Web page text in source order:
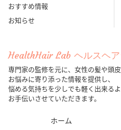
おすすめ情報
お知らせ
HealthHair Lab ヘルスヘ
専門家の監修を元に、女性の髪や頭
お悩みに寄り添った情報を提供し、
悩める気持ちを少しでも軽く出来る
お手伝いさせていただきます。
ホーム